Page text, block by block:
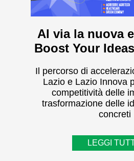
Al via la nuova
Boost Your
Il percorso di
Lazio e Lazio Innova
competitività delle
trasformazione delle
concreti
LEGGI